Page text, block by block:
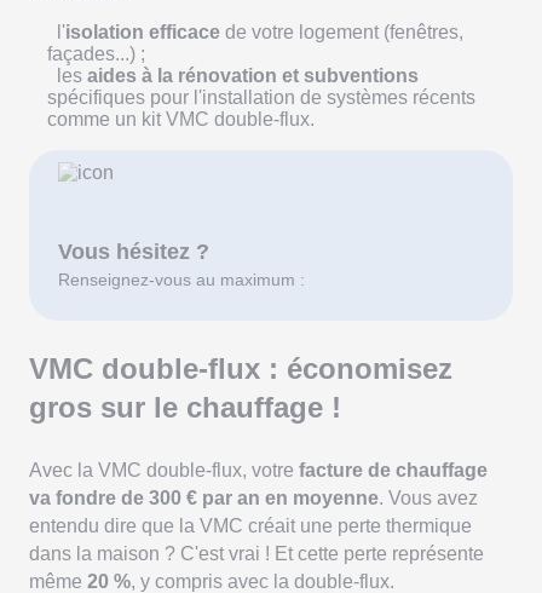
l'isolation efficace de votre logement (fenêtres,
façades...) ;
les aides à la rénovation et subventions
spécifiques pour l'installation de systèmes récents
comme un kit VMC double-flux.
Vous hésitez ?
Renseignez-vous au maximum :
VMC double-flux : économisez
gros sur le chauffage !
Avec la VMC double-flux, votre facture de chauffage
va fondre de 300 € par an en moyenne. Vous avez
entendu dire que la VMC créait une perte thermique
dans la maison ? C'est vrai ! Et cette perte représente
même 20 %, y compris avec la double-flux.